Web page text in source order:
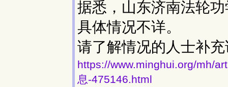
据悉，山东济南法轮
具体情况不详。
请了解情况的人士补
https://www.minghui.org/mh/
息-475146.html